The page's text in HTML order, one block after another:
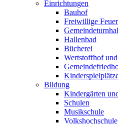
Einrichtungen
Bauhof
Freiwillige
Hallenbad
Bücherei
Wertstoffhof
Bildung
Kindergärten
Schulen
Musikschule
Volkshochschule